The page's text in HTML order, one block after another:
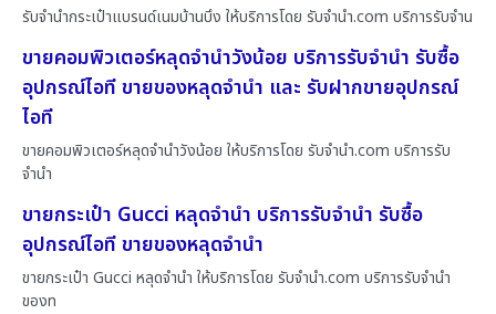
รับจำนำกระเป๋าแบรนด์เนมบ้านบึง ให้บริการโดย รับจํานํา.com บริการรับจำน
ขายคอมพิวเตอร์หลุดจำนำวังน้อย บริการรับจำนำ รับซื้อ
อุปกรณ์ไอที ขายของหลุดจำนำ และ รับฝากขายอุปกรณ์
ไอที
ขายคอมพิวเตอร์หลุดจำนำวังน้อย ให้บริการโดย รับจํานํา.com บริการรับ
จำนำ
ขายกระเป๋า Gucci หลุดจำนำ บริการรับจำนำ รับซื้อ
อุปกรณ์ไอที ขายของหลุดจำนำ
ขายกระเป๋า Gucci หลุดจำนำ ให้บริการโดย รับจํานํา.com บริการรับจำนำ
ของท